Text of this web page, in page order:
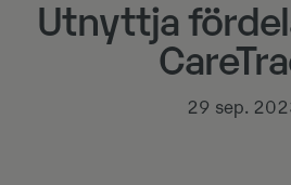
Utnyttja
29 sep.